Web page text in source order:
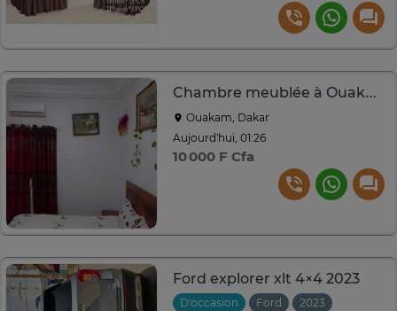
Chambre meublée à Ouakam
Ouakam, Dakar
Aujourd'hui, 01:26
10 000 F Cfa
Ford explorer xlt 4×4 2023
D'occasion Ford 2023